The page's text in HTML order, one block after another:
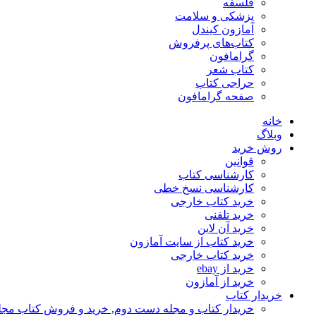
فلسفه
پزشکی و سلامت
آمازون کیندل
کتاب‌های پرفروش
گرامافون
کتاب شعر
حراجی کتاب
صفحه گرامافون
خانه
وبلاگ
روش خرید
قوانین
کارشناسی کتاب
کارشناسی نسخ خطی
خرید کتاب خارجی
خرید تلفنی
خرید آن لاین
خرید کتاب از سایت آمازون
خرید کتاب خارجی
خرید از ebay
خرید از آمازون
خریدار کتاب
خریدار کتاب و مجله دست دوم, خرید و فروش کتاب